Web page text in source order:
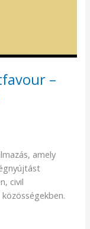
–
amely
civil